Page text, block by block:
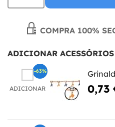
COMPRA 100%
ADICIONAR ACESSÓRIOS
ADICIONAR 0,73
-63%